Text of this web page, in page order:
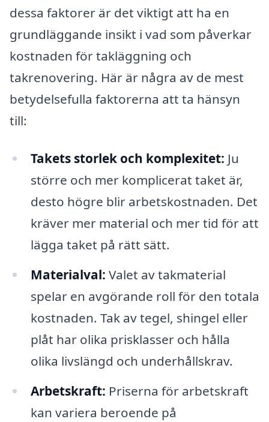
dessa faktorer är det viktigt att ha en
grundläggande insikt i vad som påverkar
kostnaden för takläggning och
takrenovering. Här är några av de mest
betydelsefulla faktorerna att ta hänsyn
till:
Takets storlek och komplexitet: Ju
större och mer komplicerat taket är,
desto högre blir arbetskostnaden. Det
kräver mer material och mer tid för att
lägga taket på rätt sätt.
Materialval: Valet av takmaterial
spelar en avgörande roll för den totala
kostnaden. Tak av tegel, shingel eller
plåt har olika prisklasser och hålla
olika livslängd och underhållskrav.
Arbetskraft: Priserna för arbetskraft
kan variera beroende på